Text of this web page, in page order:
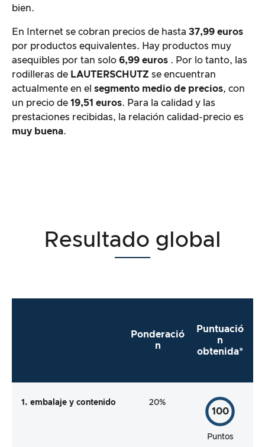
bien.
En Internet se cobran precios de hasta 37,99 euros
por productos equivalentes. Hay productos muy
asequibles por tan solo 6,99 euros . Por lo tanto, las
rodilleras de LAUTERSCHUTZ se encuentran
actualmente en el segmento medio de precios, con
un precio de 19,51 euros. Para la calidad y las
prestaciones recibidas, la relación calidad-precio es
muy buena.
Resultado global
Ponderació
n
Puntuació
n
obtenida*
1. embalaje y contenido 20%
100
Puntos